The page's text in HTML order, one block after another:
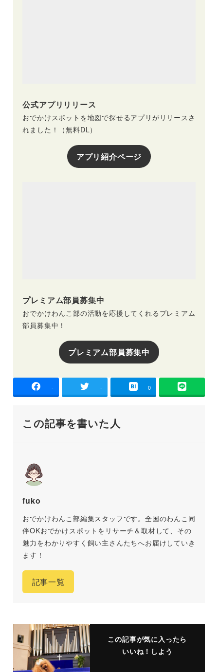
公式アプリリリース
おでかけスポットを地図で探せるアプリがリリースさ
れました！（無料DL）
アプリ紹介ページ
プレミアム部員募集中
おでかけわんこ部の活動を応援してくれるプレミアム
部員募集中！
プレミアム部員募集中
- - 0
この記事を書いた人
fuko
おでかけわんこ部編集スタッフです。全国のわんこ同
伴OKおでかけスポットをリサーチ＆取材して、その
魅力をわかりやすく飼い主さんたちへお届けしていき
ます！
記事一覧
この記事が気に入ったら
いいね！しよう